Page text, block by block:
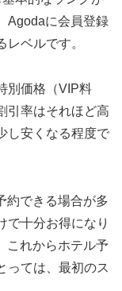
Agodaに会員登録
ベルです。
別価格（VIP料
引率はそれほど高
し安くなる程度で
約できる場合が多
で十分お得になり
これからホテル予
っては、最初のス